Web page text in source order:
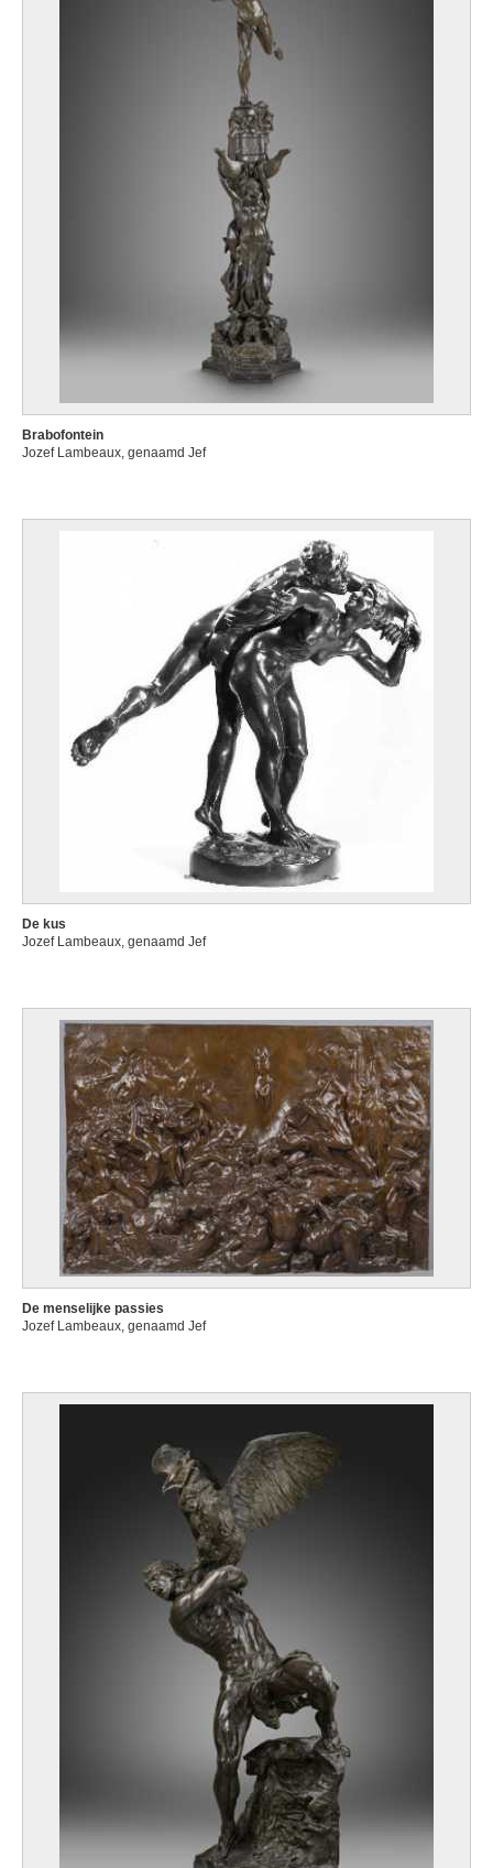
Brabofontein
Jozef Lambeaux, genaamd Jef
De kus
Jozef Lambeaux, genaamd Jef
De menselijke passies
Jozef Lambeaux, genaamd Jef